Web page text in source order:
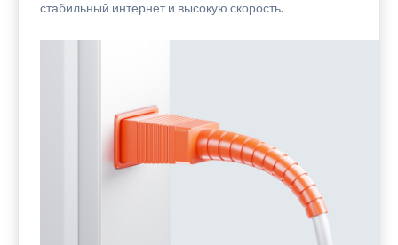
стабильный интернет и высокую скорость.